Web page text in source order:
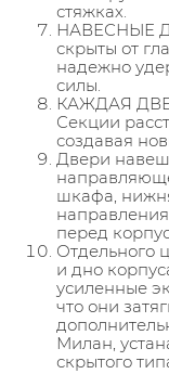
стяжках.
НАВЕСНЫЕ
скрыты от
надежно
силы.
КАЖДАЯ
Секции
создавая
Двери
шкафа,
перед
Отдельного
и дно
усиленные
что они
Милан,
скрытого